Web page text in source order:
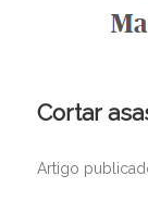
Cortar
Artigo